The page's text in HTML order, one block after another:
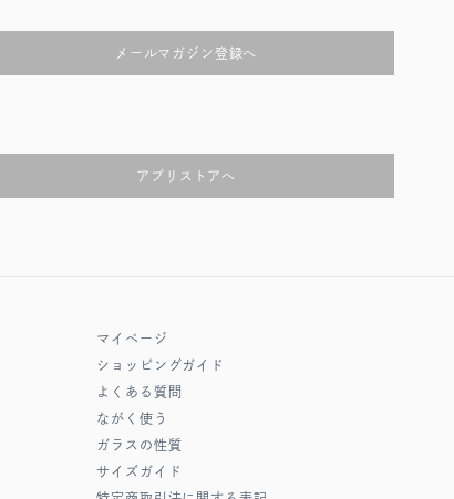
メールマガジン登録へ
アプリストアへ
マイページ
ショッピングガイド
よくある質問
ながく使う
ガラスの性質
サイズガイド